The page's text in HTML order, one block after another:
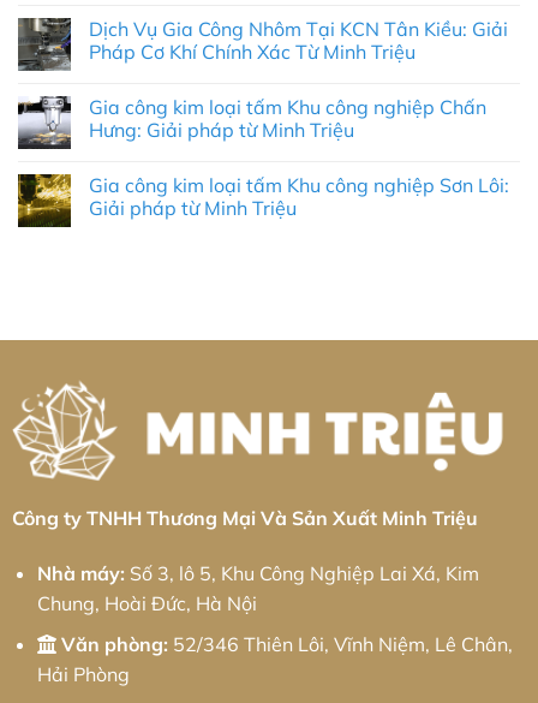
Khu
Công
Nghiệp
Giải
Pháp
Tối
Doanh
Nghiệp
Cùng
bình
luận
ở
Robot
Công
Nghiệp
Trị:
Giải
Pháp
Lược
Bền
Vững
Dịch Vụ Gia Công Nhôm Tại KCN Tân Kiều: Giải
Pháp Cơ Khí Chính Xác Từ Minh Triệu
bình
luận
ở
Gia
Công
Nhôm
Khí
Từ
Minh
Triệu
Gia công kim loại tấm Khu công nghiệp Chấn
Hưng: Giải pháp từ Minh Triệu
bình
luận
ở
nghiệp
Giải
pháp
từ
Minh
Triệu
Gia công kim loại tấm Khu công nghiệp Sơn Lôi:
Giải pháp từ Minh Triệu
kim
Khu
công
nghiệp
Sơn
Lôi:
Giải
pháp
Minh
Triệu
Công ty TNHH Thương Mại Và Sản Xuất Minh Triệu
Nhà máy: Số 3, lô 5, Khu Công Nghiệp Lai Xá, Kim
Chung, Hoài Đức, Hà Nội
Văn phòng: 52/346 Thiên Lôi, Vĩnh Niệm, Lê Chân,
Hải Phòng